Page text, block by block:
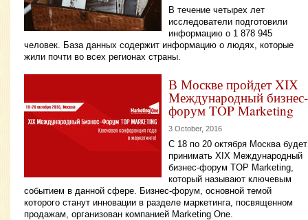
В течение четырех лет
исследователи подготовили
информацию о 1 878 945
человек. База данных содержит информацию о людях, которые
жили почти во всех регионах страны.
В Москве пройдет XIХ
Международный бизнес-
форум TOP Marketing
3 October, 2016
С 18 по 20 октября Москва будет
принимать XIХ Международный
бизнес-форум TOP Marketing,
который называют ключевым
событием в данной сфере. Бизнес-форум, основной темой
которого станут инновации в разделе маркетинга, посвященном
продажам, организован компанией Marketing One.